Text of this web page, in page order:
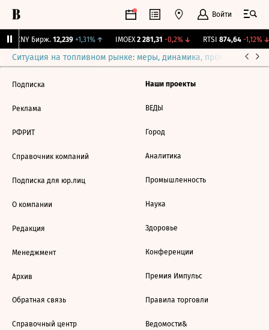
Войти
CNY Бирж. 12,239 +1,31%↑ IMOEX 2 281,31 -0,2%↓ RTSI 874,64 -1,12%↓
Ситуация на топливном рынке: меры, динамика, прогнозы
Подписка
Реклама
РФРИТ
Справочник компаний
Подписка для юр.лиц
О компании
Редакция
Менеджмент
Архив
Обратная связь
Справочный центр
Наши проекты
ВЕДЫ
Город
Аналитика
Промышленность
Наука
Здоровье
Конференции
Премия Импульс
Правила торговли
Ведомости&